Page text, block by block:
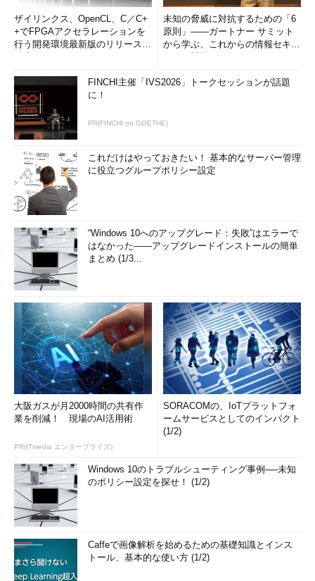
ザイリンクス、OpenCL、C／C+
+でFPGAアクセラレーションを
行う開発環境最新版のリリースを
未知の脅威に対抗するための「6
原則」――ガートナー サミット
から学ぶ、これからの情報セキュ
FINCHI主催「IVS2026」トークセッションが話題
に！
PR(FINCHI on GOETHE)
これだけはやっておきたい！ 基本的なサーバー管理
に役立つグループポリシー設定
“Windows 10へのアップグレード：失敗”はエラーで
はなかった――アップグレードインストールの簡単
まとめ (1/3...
大阪ガスが月2000時間の共有作
業を削減！ 現場のAI活用術
PR(ITmedia エンタープライズ)
SORACOMの、IoTプラットフォ
ームサービスとしてのインパクト
(1/2)
Windows 10のトラブルシューティング事例──未知
のポリシー設定を探せ！ (1/2)
Caffeで画像解析を始めるための基礎知識とインス
トール、基本的な使い方 (1/2)